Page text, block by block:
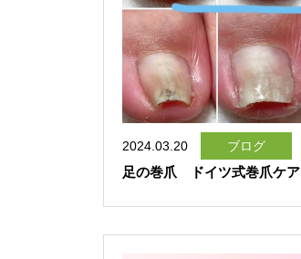
2024.03.20 ブログ
足の巻爪 ドイツ式巻爪ケア